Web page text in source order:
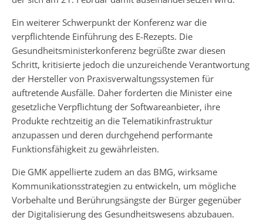
Ein weiterer Schwerpunkt der Konferenz war die
verpflichtende Einführung des E-Rezepts. Die
Gesundheitsministerkonferenz begrüßte zwar diesen
Schritt, kritisierte jedoch die unzureichende Verantwortung
der Hersteller von Praxisverwaltungssystemen für
auftretende Ausfälle. Daher forderten die Minister eine
gesetzliche Verpflichtung der Softwareanbieter, ihre
Produkte rechtzeitig an die Telematikinfrastruktur
anzupassen und deren durchgehend performante
Funktionsfähigkeit zu gewährleisten.
Die GMK appellierte zudem an das BMG, wirksame
Kommunikationsstrategien zu entwickeln, um mögliche
Vorbehalte und Berührungsängste der Bürger gegenüber
der Digitalisierung des Gesundheitswesens abzubauen.